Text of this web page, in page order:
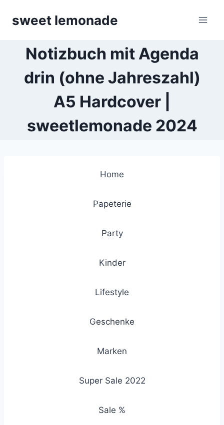
sweet lemonade
Notizbuch mit Agenda
drin (ohne Jahreszahl)
A5 Hardcover |
sweetlemonade 2024
Home
Papeterie
Party
Kinder
Lifestyle
Geschenke
Marken
Super Sale 2022
Sale %